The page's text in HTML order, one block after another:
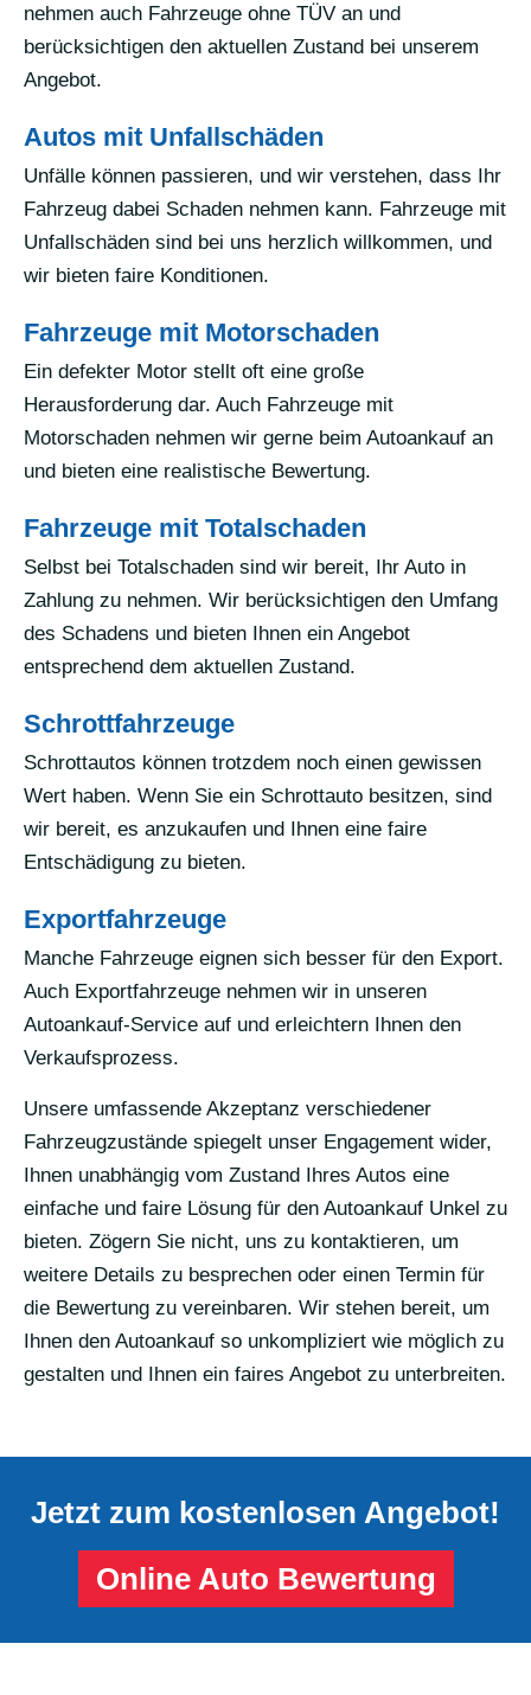
nehmen auch Fahrzeuge ohne TÜV an und
berücksichtigen den aktuellen Zustand bei unserem
Angebot.
Autos mit Unfallschäden
Unfälle können passieren, und wir verstehen, dass Ihr
Fahrzeug dabei Schaden nehmen kann. Fahrzeuge mit
Unfallschäden sind bei uns herzlich willkommen, und
wir bieten faire Konditionen.
Fahrzeuge mit Motorschaden
Ein defekter Motor stellt oft eine große
Herausforderung dar. Auch Fahrzeuge mit
Motorschaden nehmen wir gerne beim Autoankauf an
und bieten eine realistische Bewertung.
Fahrzeuge mit Totalschaden
Selbst bei Totalschaden sind wir bereit, Ihr Auto in
Zahlung zu nehmen. Wir berücksichtigen den Umfang
des Schadens und bieten Ihnen ein Angebot
entsprechend dem aktuellen Zustand.
Schrottfahrzeuge
Schrottautos können trotzdem noch einen gewissen
Wert haben. Wenn Sie ein Schrottauto besitzen, sind
wir bereit, es anzukaufen und Ihnen eine faire
Entschädigung zu bieten.
Exportfahrzeuge
Manche Fahrzeuge eignen sich besser für den Export.
Auch Exportfahrzeuge nehmen wir in unseren
Autoankauf-Service auf und erleichtern Ihnen den
Verkaufsprozess.
Unsere umfassende Akzeptanz verschiedener
Fahrzeugzustände spiegelt unser Engagement wider,
Ihnen unabhängig vom Zustand Ihres Autos eine
einfache und faire Lösung für den Autoankauf Unkel zu
bieten. Zögern Sie nicht, uns zu kontaktieren, um
weitere Details zu besprechen oder einen Termin für
die Bewertung zu vereinbaren. Wir stehen bereit, um
Ihnen den Autoankauf so unkompliziert wie möglich zu
gestalten und Ihnen ein faires Angebot zu unterbreiten.
Jetzt zum kostenlosen Angebot!
Online Auto Bewertung